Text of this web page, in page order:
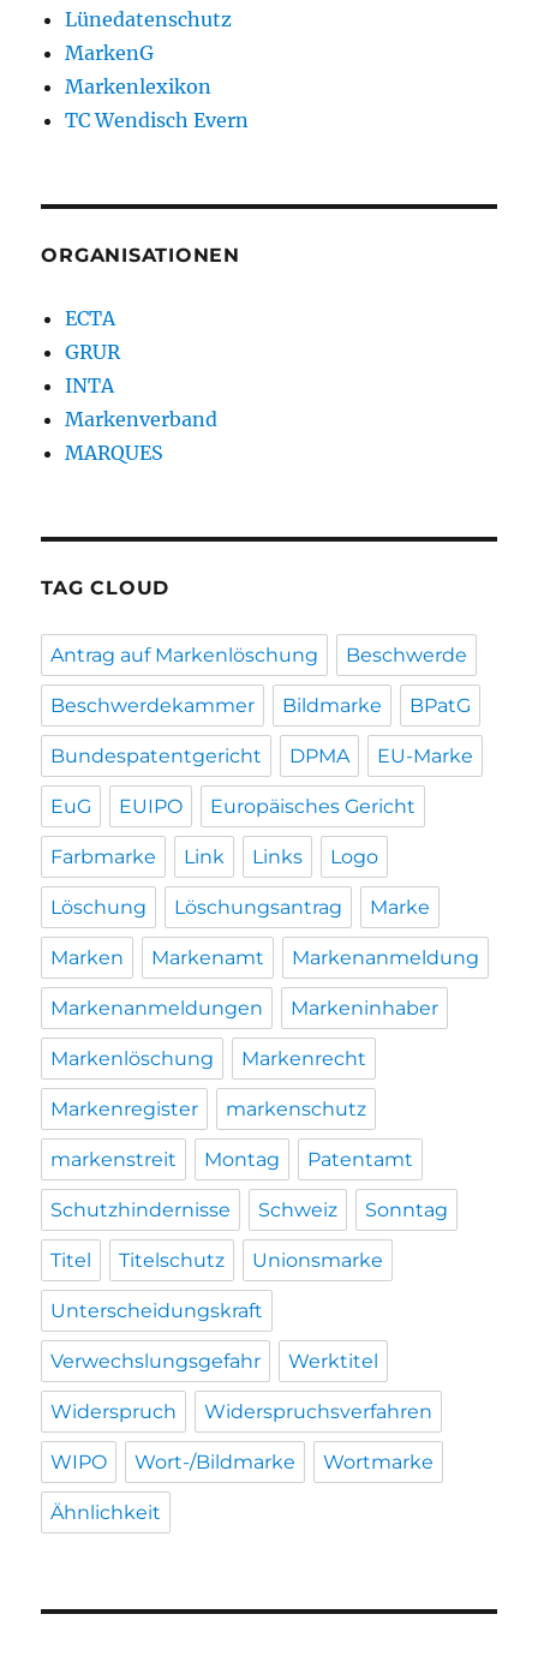
Lünedatenschutz
MarkenG
Markenlexikon
TC Wendisch Evern
ORGANISATIONEN
ECTA
GRUR
INTA
Markenverband
MARQUES
TAG CLOUD
Antrag auf Markenlöschung Beschwerde
Beschwerdekammer Bildmarke BPatG
Bundespatentgericht DPMA EU-Marke
EuG EUIPO Europäisches Gericht
Farbmarke Link Links Logo
Löschung Löschungsantrag Marke
Marken Markenamt Markenanmeldung
Markenanmeldungen Markeninhaber
Markenlöschung Markenrecht
Markenregister markenschutz
markenstreit Montag Patentamt
Schutzhindernisse Schweiz Sonntag
Titel Titelschutz Unionsmarke
Unterscheidungskraft
Verwechslungsgefahr Werktitel
Widerspruch Widerspruchsverfahren
WIPO Wort-/Bildmarke Wortmarke
Ähnlichkeit